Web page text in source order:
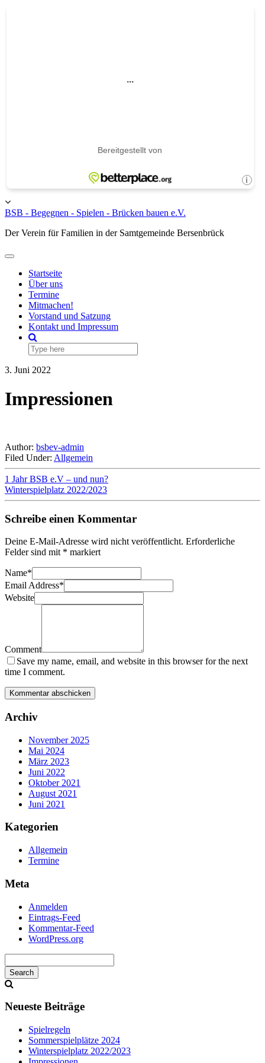
Toggle
header
BSB - Begegnen - Spielen - Brücken bauen e.V.
Der Verein für Familien in der Samtgemeinde Bersenbrück
Toggle
NavigationStartseite
Über uns
Termine
Mitmachen!
Vorstand und Satzung
Kontakt und Impressum
3. Juni 2022
Impressionen
Author: bsbev-admin
Filed Under: Allgemein
1 Jahr BSB e.V – und nun?
Winterspielplatz 2022/2023
Schreibe einen Kommentar
Deine E-Mail-Adresse wird nicht veröffentlicht. Erforderliche
Felder sind mit * markiert
Name*
Email Address*
Website
Comment
Save my name, email, and website in this browser for the next
time I comment.
Archiv
November 2025
Mai 2024
März 2023
Juni 2022
Oktober 2021
August 2021
Juni 2021
Kategorien
Allgemein
Termine
Meta
Anmelden
Eintrags-Feed
Kommentar-Feed
WordPress.org
Search
in
Neueste Beiträge
Spielregeln
Sommerspielplätze 2024
Winterspielplatz 2022/2023